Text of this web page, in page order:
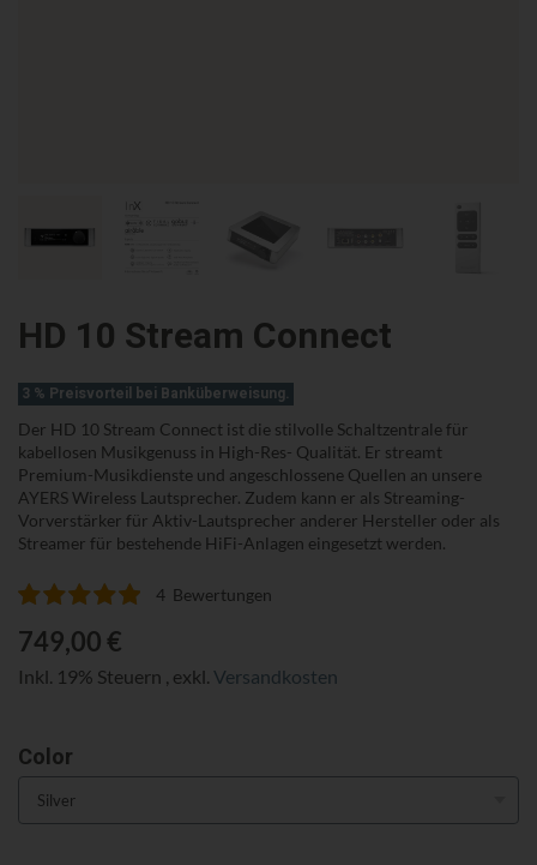
HD 10 Stream Connect
3 % Preisvorteil bei Banküberweisung.
Der HD 10 Stream Connect ist die stilvolle Schaltzentrale für
kabellosen Musikgenuss in High-Res- Qualität. Er streamt
Premium-Musikdienste und angeschlossene Quellen an unsere
AYERS Wireless Lautsprecher. Zudem kann er als Streaming-
Vorverstärker für Aktiv-Lautsprecher anderer Hersteller oder als
Streamer für bestehende HiFi-Anlagen eingesetzt werden.
Bewertung: 4 Bewertungen
749,00 €
Inkl. 19% Steuern exkl. Versandkosten
Color